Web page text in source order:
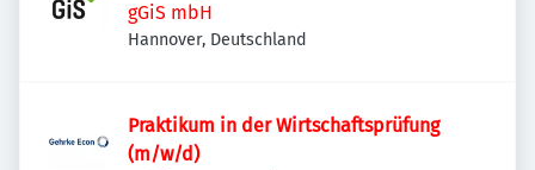
gGiS mbH
Hannover, Deutschland
Praktikum in der Wirtschaftsprüfung
(m/w/d)